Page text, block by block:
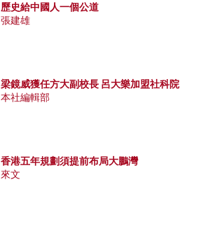
歷史給中國人一個公道
張建雄
梁鏡威獲任方大副校長 呂大樂加盟社科院
本社編輯部
香港五年規劃須提前布局大鵬灣
來文